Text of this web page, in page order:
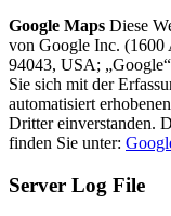
Google Maps Diese
von Google Inc. (1600
94043, USA;
Sie sich mit der
automatisiert
Dritter einverstanden.
finden Sie unter:
Server Log File